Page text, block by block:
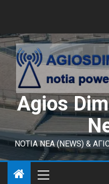
Agios
ΝΟΤΙΑ ΝΕΑ (NEWS) &